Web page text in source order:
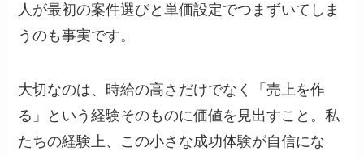
人が最初の案件選びと単価設定でつまずいてしま
うのも事実です。
大切なのは、時給の高さだけでなく「売上を作
る」という経験そのものに価値を見出すこと。私
たちの経験上、この小さな成功体験が自信にな